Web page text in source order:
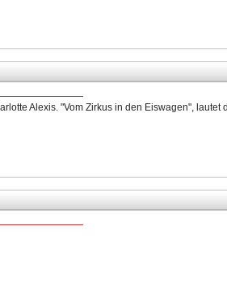
Alexis. "Vom Zirkus in den Eiswagen",